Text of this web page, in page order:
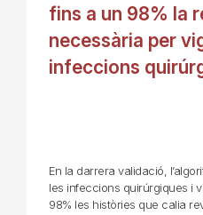
fins a un 98% la
necessària per
infeccions
En la darrera validació,
les infeccions quirúrgiques i
98% les històries que calia